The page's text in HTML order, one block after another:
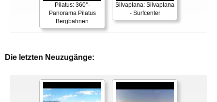
Pilatus: 360°-
Panorama Pilatus
Bergbahnen
Silvaplana: Silvaplana
- Surfcenter
Die letzten Neuzugänge: